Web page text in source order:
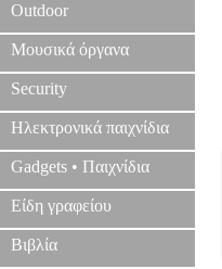
Outdoor
Μουσικά όργανα
Security
Ηλεκτρονικά παιχνίδια
Gadgets • Παιχνίδια
Είδη γραφείου
Βιβλία